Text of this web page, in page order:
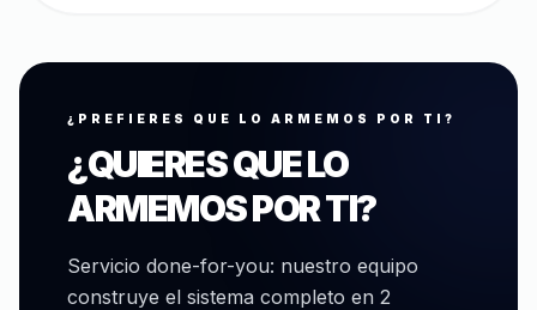
¿PREFIERES QUE LO ARMEMOS POR TI?
¿QUIERES QUE LO
ARMEMOS POR TI?
Servicio done-for-you: nuestro equipo
construye el sistema completo en 2